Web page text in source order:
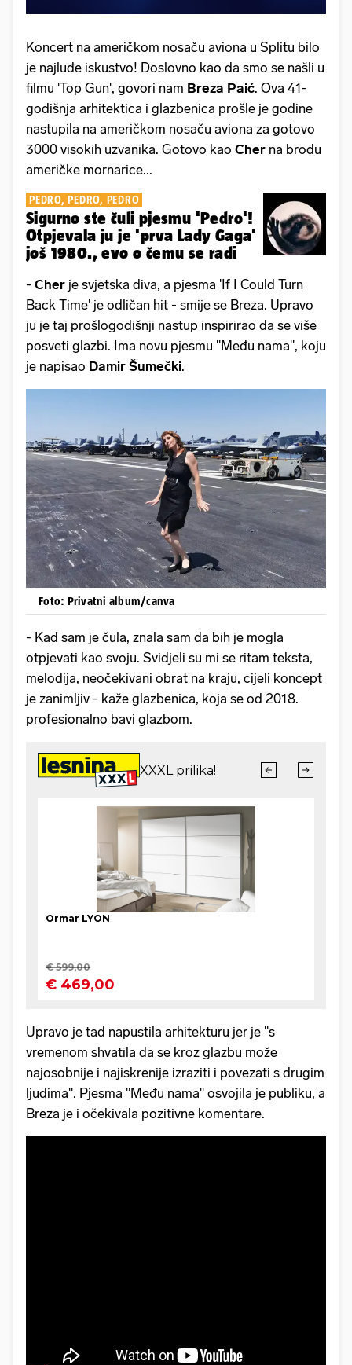
Koncert na američkom nosaču aviona u Splitu bilo
je najluđe iskustvo! Doslovno kao da smo se našli u
filmu 'Top Gun', govori nam Breza Paić. Ova 41-
godišnja arhitektica i glazbenica prošle je godine
nastupila na američkom nosaču aviona za gotovo
3000 visokih uzvanika. Gotovo kao Cher na brodu
američke mornarice...
PEDRO, PEDRO, PEDRO
Sigurno ste čuli pjesmu 'Pedro'!
Otpjevala ju je 'prva Lady Gaga'
još 1980., evo o čemu se radi
- Cher je svjetska diva, a pjesma 'If I Could Turn
Back Time' je odličan hit - smije se Breza. Upravo
ju je taj prošlogodišnji nastup inspirirao da se više
posveti glazbi. Ima novu pjesmu "Među nama", koju
je napisao Damir Šumečki.
Foto: Privatni album/canva
- Kad sam je čula, znala sam da bih je mogla
otpjevati kao svoju. Svidjeli su mi se ritam teksta,
melodija, neočekivani obrat na kraju, cijeli koncept
je zanimljiv - kaže glazbenica, koja se od 2018.
profesionalno bavi glazbom.
Upravo je tad napustila arhitekturu jer je "s
vremenom shvatila da se kroz glazbu može
najosobnije i najiskrenije izraziti i povezati s drugim
ljudima". Pjesma "Među nama" osvojila je publiku, a
Breza je i očekivala pozitivne komentare.